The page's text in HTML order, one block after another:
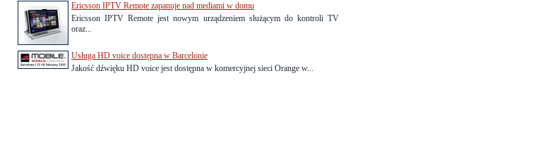
Ericsson IPTV Remote zapanuje nad mediami w domu
Ericsson IPTV Remote jest nowym urządzeniem służącym do kontroli TV
oraz...
Usługa HD voice dostępna w Barcelonie
Jakość dźwięku HD voice jest dostępna w komercyjnej sieci Orange w...